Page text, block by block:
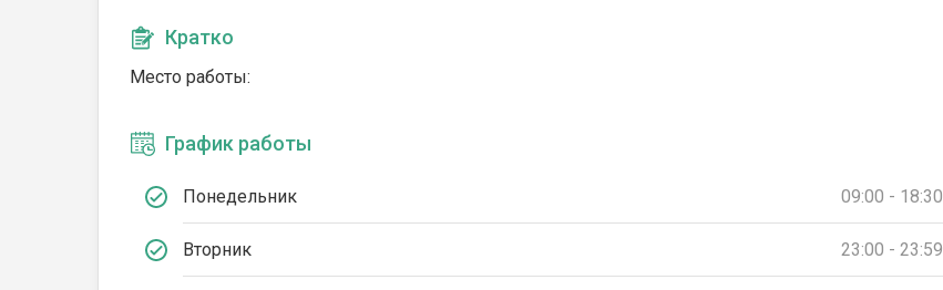
Кратко
Место работы:
График работы
Понедельник 09:00 - 18:30
Вторник 23:00 - 23:59